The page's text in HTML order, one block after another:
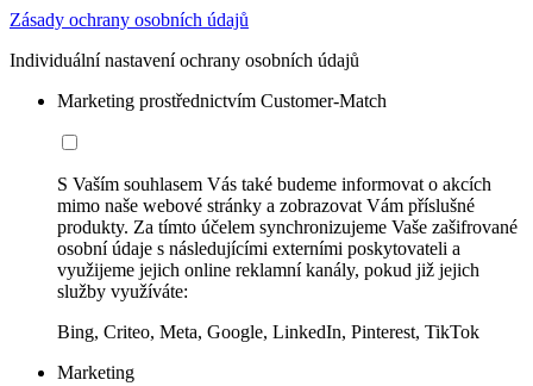
Zásady ochrany osobních údajů
Individuální nastavení ochrany osobních údajů
Marketing prostřednictvím Customer-Match
S Vaším souhlasem Vás také budeme informovat o akcích
mimo naše webové stránky a zobrazovat Vám příslušné
produkty. Za tímto účelem synchronizujeme Vaše zašifrované
osobní údaje s následujícími externími poskytovateli a
využijeme jejich online reklamní kanály, pokud již jejich
služby využíváte:
Bing, Criteo, Meta, Google, LinkedIn, Pinterest, TikTok
Marketing